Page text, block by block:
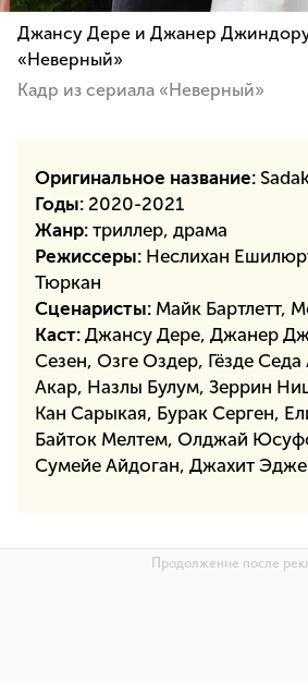
Джансу Дере и Джанер
«Неверный»
Кадр из сериала «Неверный»
Оригинальное название:
Годы: 2020-2021
Жанр: триллер, драма
Режиссеры: Неслихан
Тюркан
Сценаристы: Майк Бартлетт,
Каст: Джансу Дере, Джанер
Сезен, Озге Оздер, Гёзде Седа
Акар, Назлы Булум, Зеррин
Кан Сарыкая, Бурак Серген,
Байток Мелтем, Олджай
Сумейе Айдоган, Джахит Эдже